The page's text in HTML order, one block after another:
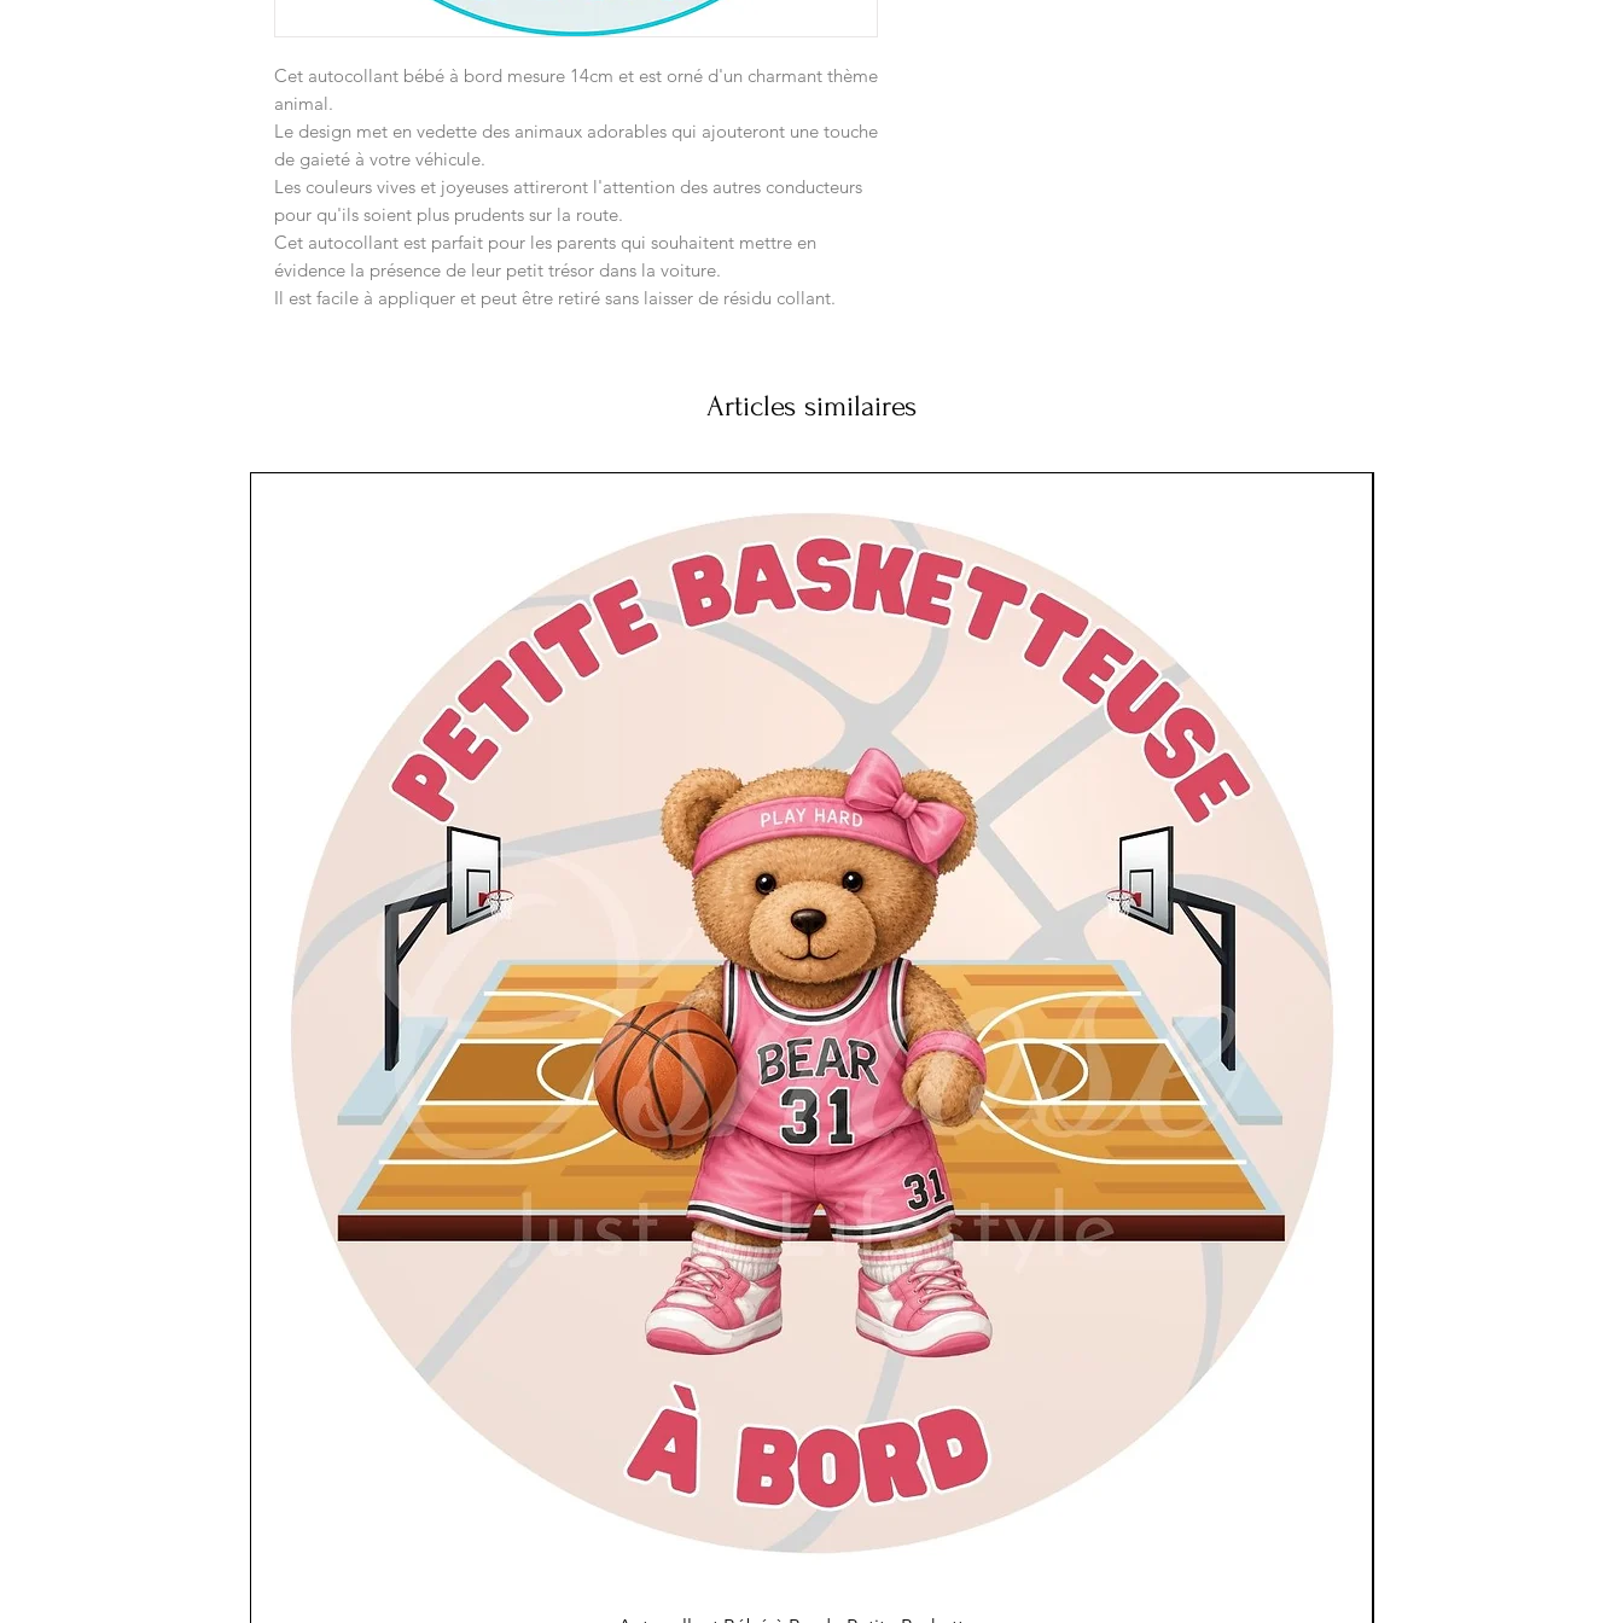
Cet autocollant bébé à bord mesure 14cm et est orné d'un charmant thème
animal.
Le design met en vedette des animaux adorables qui ajouteront une touche
de gaieté à votre véhicule.
Les couleurs vives et joyeuses attireront l'attention des autres conducteurs
pour qu'ils soient plus prudents sur la route.
Cet autocollant est parfait pour les parents qui souhaitent mettre en
évidence la présence de leur petit trésor dans la voiture.
Il est facile à appliquer et peut être retiré sans laisser de résidu collant.
Articles similaires